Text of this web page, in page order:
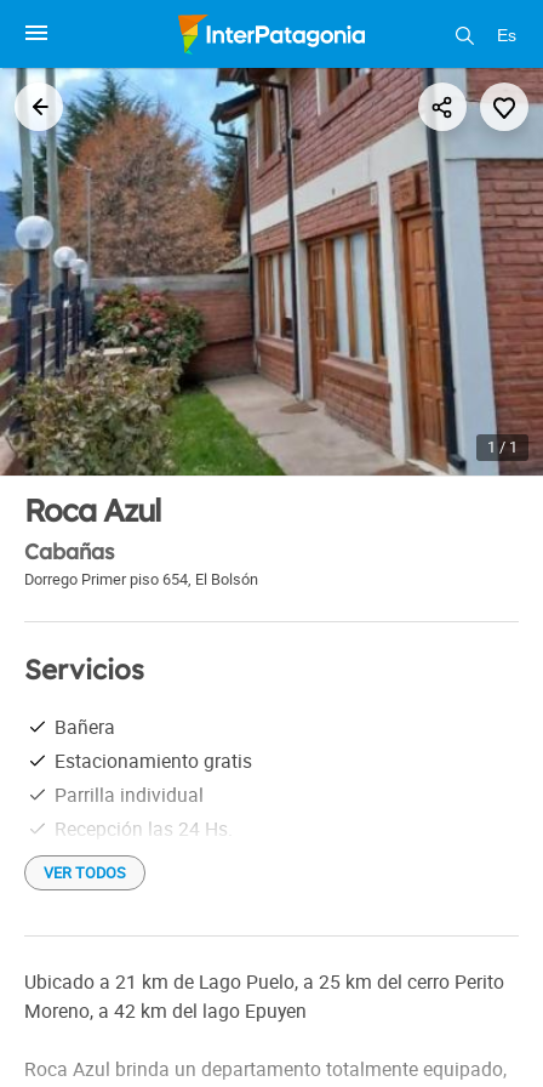
Es
1 / 1
Roca Azul
Cabañas
Dorrego Primer piso 654, El Bolsón
Servicios
Bañera
Estacionamiento gratis
Parrilla individual
Recepción las 24 Hs.
VER TODOS
Ubicado a 21 km de Lago Puelo, a 25 km del cerro Perito
Moreno, a 42 km del lago Epuyen
Roca Azul brinda un departamento totalmente equipado,